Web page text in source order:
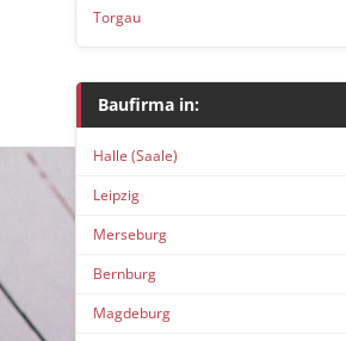
Torgau
Baufirma in:
Halle (Saale)
Leipzig
Merseburg
Bernburg
Magdeburg